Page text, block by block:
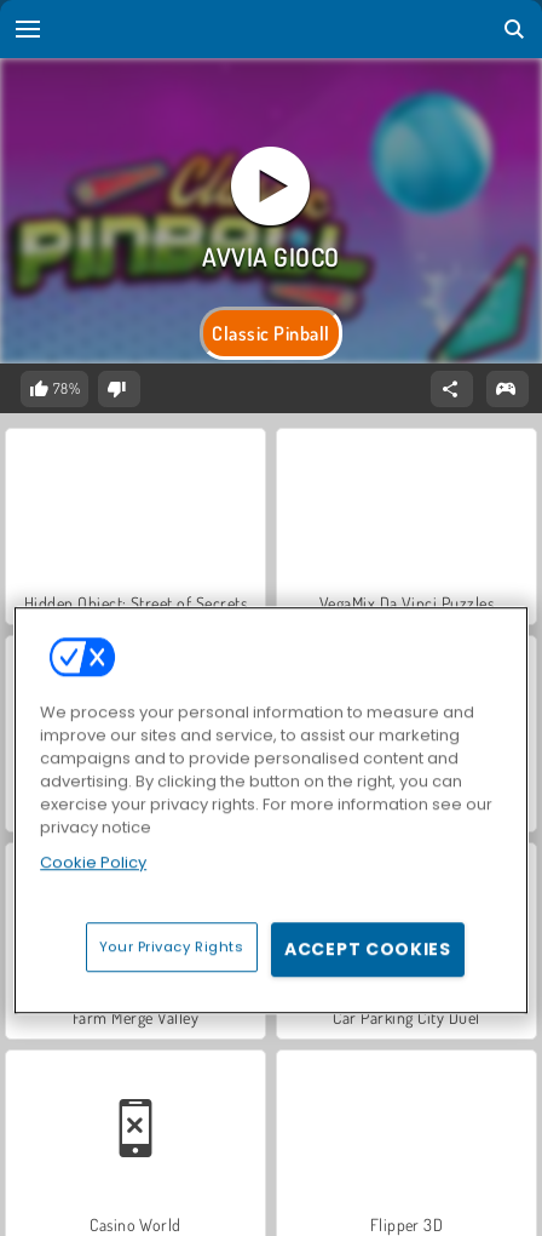
Classic Pinball
78%
Hidden Object: Street of Secrets VegaMix Da Vinci Puzzles
ASMR Makeover & Makeup Studio World War 2 Shooter
Farm Merge Valley Car Parking City Duel
Casino World Flipper 3D
We process your personal information to measure and
improve our sites and service, to assist our marketing
campaigns and to provide personalised content and
advertising. By clicking the button on the right, you can
exercise your privacy rights. For more information see our
privacy notice
Cookie Policy
Your Privacy Rights ACCEPT COOKIES